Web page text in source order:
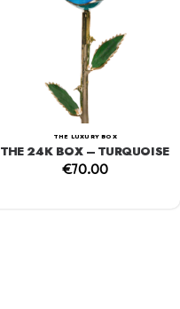
THE LUXURY BOX
THE 24K BOX – TURQUOISE
€70.00